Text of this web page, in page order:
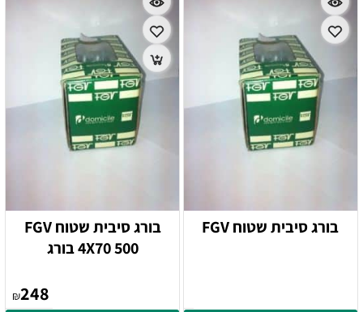
בורג סיבית שטוח FGV
בורג סיבית שטוח FGV
4X70 500 בורג
₪248